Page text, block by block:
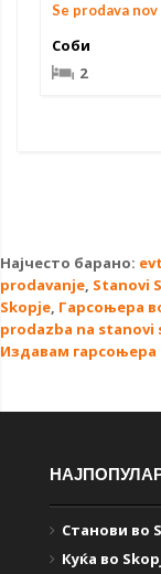
Se prodava
Соби
2
Најчесто барано:
prodavanje, Stanovi
Skopje, Гарсоњера
prodazba na stanovi
Издавам гарсоњера
Станови во
Куќа во